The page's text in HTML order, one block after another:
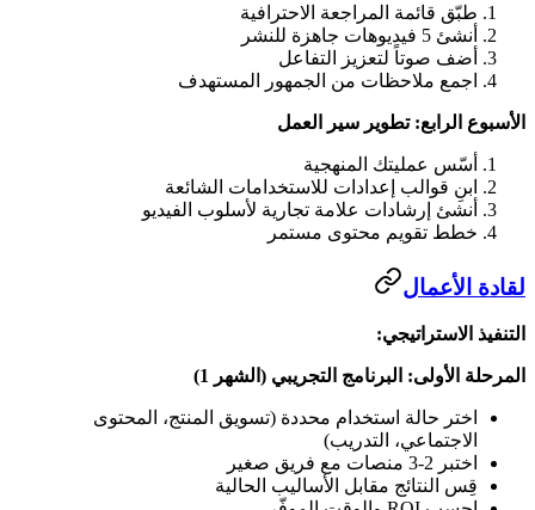
طبّق قائمة المراجعة الاحترافية
أنشئ 5 فيديوهات جاهزة للنشر
أضف صوتاً لتعزيز التفاعل
اجمع ملاحظات من الجمهور المستهدف
الأسبوع الرابع: تطوير سير العمل
أسّس عمليتك المنهجية
ابنِ قوالب إعدادات للاستخدامات الشائعة
أنشئ إرشادات علامة تجارية لأسلوب الفيديو
خطط تقويم محتوى مستمر
لقادة الأعمال
التنفيذ الاستراتيجي:
المرحلة الأولى: البرنامج التجريبي (الشهر 1)
اختر حالة استخدام محددة (تسويق المنتج، المحتوى
الاجتماعي، التدريب)
اختبر 2-3 منصات مع فريق صغير
قِس النتائج مقابل الأساليب الحالية